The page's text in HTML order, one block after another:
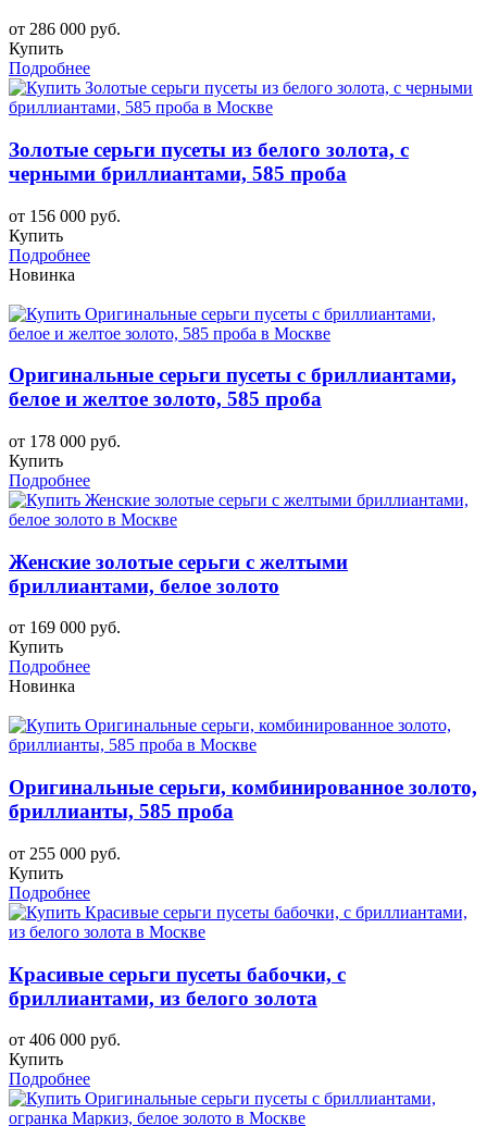
от 286 000 руб.
Купить
Подробнее
Золотые серьги пусеты из белого золота, с
черными бриллиантами, 585 проба
от 156 000 руб.
Купить
Подробнее
Новинка
Оригинальные серьги пусеты с бриллиантами,
белое и желтое золото, 585 проба
от 178 000 руб.
Купить
Подробнее
Женские золотые серьги с желтыми
бриллиантами, белое золото
от 169 000 руб.
Купить
Подробнее
Новинка
Оригинальные серьги, комбинированное золото,
бриллианты, 585 проба
от 255 000 руб.
Купить
Подробнее
Красивые серьги пусеты бабочки, с
бриллиантами, из белого золота
от 406 000 руб.
Купить
Подробнее